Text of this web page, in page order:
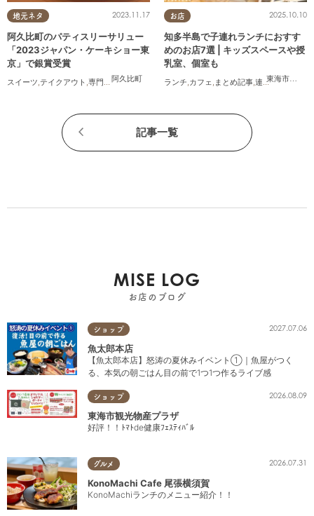
地元ネタ
阿久比町
2023.11.17
阿久比町のパティスリーサリュー
「2023ジャパン・ケーキショー東
京」で銀賞受賞
スイーツ,テイクアウト ,専門店 ,まちネタ
お店
東海市大府
2025.10.10
知多半島で子連れランチにおすす
めのお店7選 | キッズスペースや授
乳室、個室も
ランチ,カフェ, まとめ記事,連載 ,親子 個室
記事一覧
MISE LOG
お店のブログ
ショップ 2027.07.06
魚太郎本店
【魚太郎本店】怒涛の夏休みイベント①｜魚屋がつく
る、本気の朝ごはん目の前で1つ1つ作るライブ感
ショップ 2026.08.09
東海市観光物産プラザ
好評！！ﾄﾏﾄde健康ﾌｪｽﾃｨﾊﾞﾙ
グルメ 2026.07.31
KonoMachi Cafe 尾張横須賀
KonoMachiランチのメニュー紹介！！